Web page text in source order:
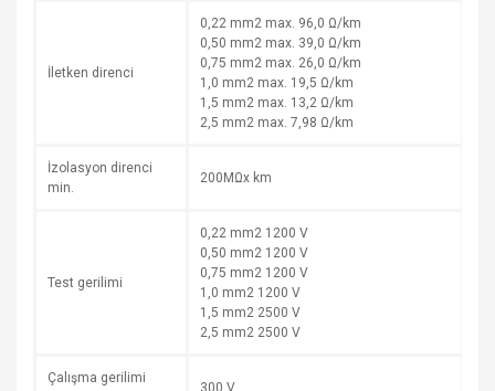
İletken direnci
0,22 mm2 max. 96,0 Ω/km
0,50 mm2 max. 39,0 Ω/km
0,75 mm2 max. 26,0 Ω/km
1,0 mm2 max. 19,5 Ω/km
1,5 mm2 max. 13,2 Ω/km
2,5 mm2 max. 7,98 Ω/km
İzolasyon direnci
min.
200MΩx km
Test gerilimi
0,22 mm2 1200 V
0,50 mm2 1200 V
0,75 mm2 1200 V
1,0 mm2 1200 V
1,5 mm2 2500 V
2,5 mm2 2500 V
Çalışma gerilimi
300 V